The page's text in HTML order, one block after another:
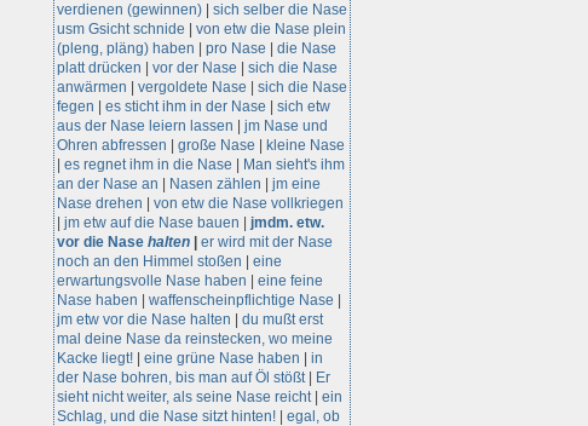
verdienen (gewinnen)
sich selber die Nase
usm Gsicht schnide
von etw die Nase plein
(pleng, pläng) haben
pro Nase
die Nase
platt drücken
vor der Nase
sich die Nase
anwärmen
vergoldete Nase
sich die Nase
fegen
es sticht ihm in der Nase
sich etw
aus der Nase leiern lassen
jm Nase und
Ohren abfressen
große Nase
kleine Nase
es regnet ihm in die Nase
Man sieht's ihm
an der Nase an
Nasen zählen
jm eine
Nase drehen
von etw die Nase vollkriegen
jm etw auf die Nase bauen
jmdm. etw.
vor die Nase halten
er wird mit der Nase
noch an den Himmel stoßen
eine
erwartungsvolle Nase haben
eine feine
Nase haben
waffenscheinpflichtige Nase
jm etw vor die Nase halten
du mußt erst
mal deine Nase da reinstecken, wo meine
Kacke liegt!
eine grüne Nase haben
in
der Nase bohren, bis man auf Öl stößt|
Er
sieht nicht weiter, als seine Nase reicht| ein
Schlag, und die Nase sitzt hinten!
egal, ob